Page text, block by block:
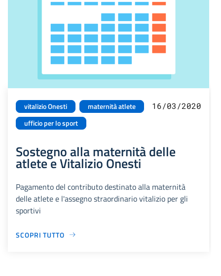
vitalizio Onesti
maternità atlete
ufficio per lo sport
16/03/2020
Sostegno alla maternità delle
atlete e Vitalizio Onesti
Pagamento del contributo destinato alla maternità
delle atlete e l'assegno straordinario vitalizio per gli
sportivi
SCOPRI TUTTO